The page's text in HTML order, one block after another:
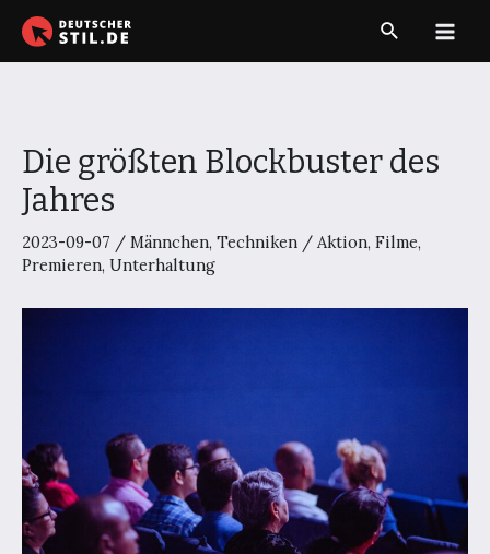
Zum
Inhalt
Suche
Die größten Blockbuster des
Jahres
2023-09-07 / Männchen, Techniken / Aktion, Filme,
Premieren, Unterhaltung